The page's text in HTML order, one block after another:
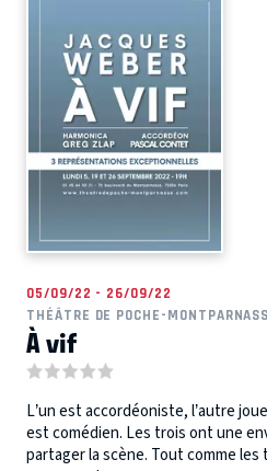
05/09/22 - 26/09/22
THÉÂTRE DE POCHE-
À vif
L’un est accordéoniste, l’autre
est comédien. Les trois ont une
partager la scène. Tout comme